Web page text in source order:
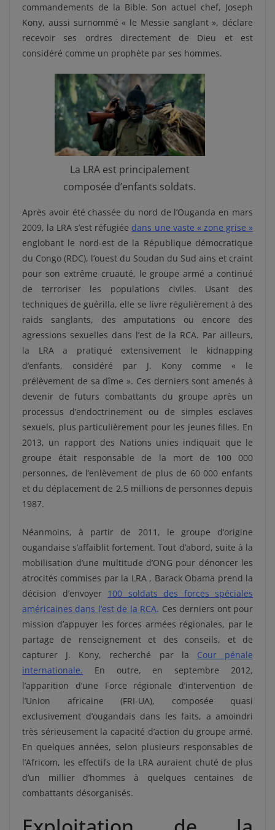
commandements de la Bible. Son actuel chef, Joseph
Kony, aussi surnommé « le Messie sanglant », déclare
recevoir ses ordres directement de Dieu et est
considéré comme un prophète par ses hommes.
La LRA est principalement
composée d’enfants soldats.
Après avoir été chassée du nord de l’Ouganda en mars
2009, la LRA s’est réfugiée dans une vaste « zone grise »
englobant le nord-est de la République démocratique
du Congo (RDC), l’ouest du Soudan du Sud ains et craint
pour son extrême cruauté, le groupe armé a continué
de terroriser les populations civiles. Usant des
techniques de guérilla, elle se livre régulièrement à des
raids sanglants, des amputations ou encore des
agressions sexuelles dans l’est de la RCA. Par ailleurs,
la LRA a pratiqué extensivement le kidnapping
d’enfants, considéré par J. Kony comme « le
prélèvement de sa dîme ». Ces derniers sont amenés à
devenir de futurs combattants du groupe après un
processus d’endoctrinement ou de simples esclaves
sexuels, plus particulièrement pour les jeunes filles. En
2013, un rapport des Nations unies indiquait que le
groupe était responsable de la mort de 100 000
personnes, de l’enlèvement de plus de 60 000 enfants
et du déplacement de 2,5 millions de personnes depuis
1987.
Néanmoins, à partir de 2011, le groupe d’origine
ougandaise s’affaiblit fortement. Tout d’abord, suite à la
mobilisation d’une multitude d’ONG pour dénoncer les
atrocités commises par la LRA , Barack Obama prend la
décision d’envoyer 100 soldats des forces spéciales
américaines dans l’est de la RCA. Ces derniers ont pour
mission d’appuyer les forces armées régionales, par le
partage de renseignement et des conseils, et de
capturer J. Kony, recherché par la Cour pénale
internationale. En outre, en septembre 2012,
l’apparition d’une Force régionale d’intervention de
l’Union africaine (FRI-UA), composée quasi
exclusivement d’ougandais dans les faits, a amoindri
très sérieusement la capacité d’action du groupe armé.
En quelques années, selon plusieurs responsables de
l’Africom, les effectifs de la LRA auraient chuté de plus
d’un millier d’hommes à quelques centaines de
combattants désorganisés.